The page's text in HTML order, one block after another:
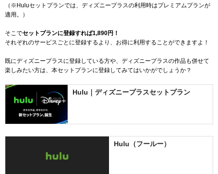
（※Huluセットプランでは、ディズニープラスの利用時はプレミアムプランが
適用。）
そこでセットプランに登録すれば1,890円！
それぞれのサービスごとに登録するより、お得に利用することができますよ！
既にディズニープラスに登録している方や、ディズニープラスの作品も併せて
楽しみたい方は、本セットプランに登録してみてはいかがでしょうか？
Hulu｜ディズニープラスセットプラン
Hulu（フールー）